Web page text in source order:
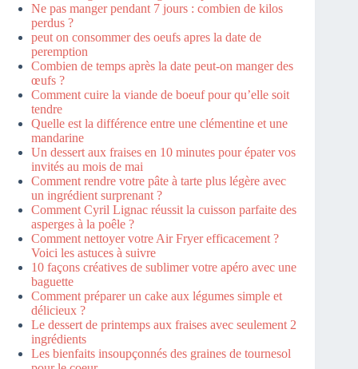
Ne pas manger pendant 7 jours : combien de kilos
perdus ?
peut on consommer des oeufs apres la date de
peremption
Combien de temps après la date peut-on manger des
œufs ?
Comment cuire la viande de boeuf pour qu’elle soit
tendre
Quelle est la différence entre une clémentine et une
mandarine
Un dessert aux fraises en 10 minutes pour épater vos
invités au mois de mai
Comment rendre votre pâte à tarte plus légère avec
un ingrédient surprenant ?
Comment Cyril Lignac réussit la cuisson parfaite des
asperges à la poêle ?
Comment nettoyer votre Air Fryer efficacement ?
Voici les astuces à suivre
10 façons créatives de sublimer votre apéro avec une
baguette
Comment préparer un cake aux légumes simple et
délicieux ?
Le dessert de printemps aux fraises avec seulement 2
ingrédients
Les bienfaits insoupçonnés des graines de tournesol